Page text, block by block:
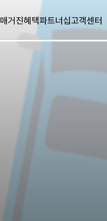
매거진혜택파트너십고객센터